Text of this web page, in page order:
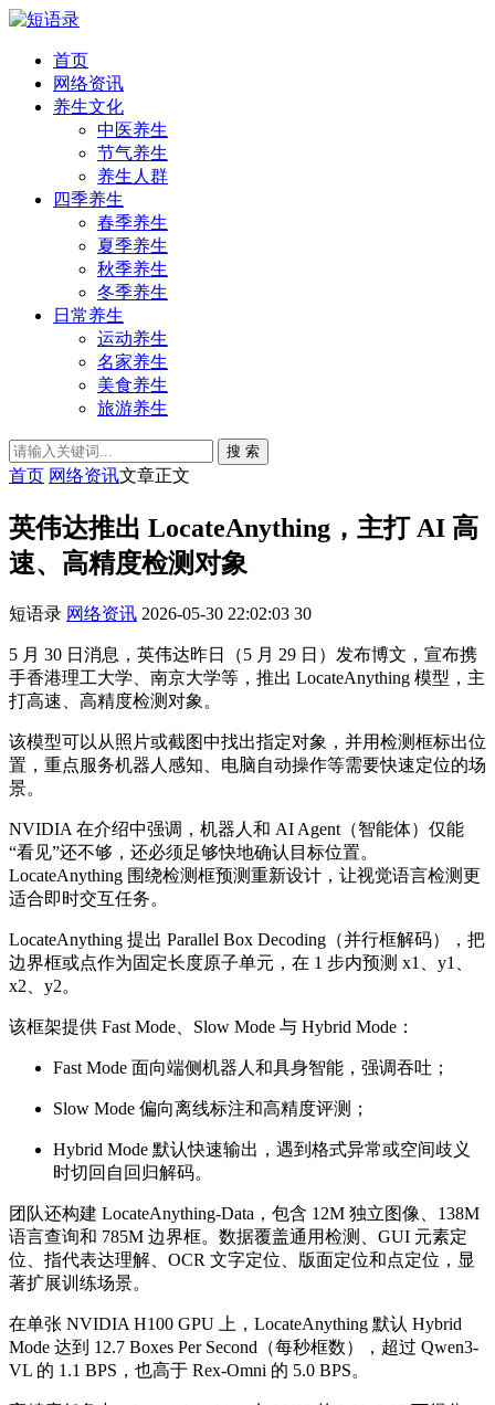
首页
网络资讯
养生文化
中医养生
节气养生
养生人群
四季养生
春季养生
夏季养生
秋季养生
冬季养生
日常养生
运动养生
名家养生
美食养生
旅游养生
搜 索
首页 网络资讯文章正文
英伟达推出 LocateAnything，主打 AI 高
速、高精度检测对象
短语录 网络资讯 2026-05-30 22:02:03 30
5 月 30 日消息，英伟达昨日（5 月 29 日）发布博文，宣布携
手香港理工大学、南京大学等，推出 LocateAnything 模型，主
打高速、高精度检测对象。
该模型可以从照片或截图中找出指定对象，并用检测框标出位
置，重点服务机器人感知、电脑自动操作等需要快速定位的场
景。
NVIDIA 在介绍中强调，机器人和 AI Agent（智能体）仅能
“看见”还不够，还必须足够快地确认目标位置。
LocateAnything 围绕检测框预测重新设计，让视觉语言检测更
适合即时交互任务。
LocateAnything 提出 Parallel Box Decoding（并行框解码），把
边界框或点作为固定长度原子单元，在 1 步内预测 x1、y1、
x2、y2。
该框架提供 Fast Mode、Slow Mode 与 Hybrid Mode：
Fast Mode 面向端侧机器人和具身智能，强调吞吐；
Slow Mode 偏向离线标注和高精度评测；
Hybrid Mode 默认快速输出，遇到格式异常或空间歧义
时切回自回归解码。
团队还构建 LocateAnything-Data，包含 12M 独立图像、138M
语言查询和 785M 边界框。数据覆盖通用检测、GUI 元素定
位、指代表达理解、OCR 文字定位、版面定位和点定位，显
著扩展训练场景。
在单张 NVIDIA H100 GPU 上，LocateAnything 默认 Hybrid
Mode 达到 12.7 Boxes Per Second（每秒框数），超过 Qwen3-
VL 的 1.1 BPS，也高于 Rex-Omni 的 5.0 BPS。